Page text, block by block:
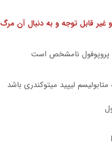
قابل توجه و به دنبال آن
پروپوفول نامشخص است
ليپيد ميتوکندري باشد